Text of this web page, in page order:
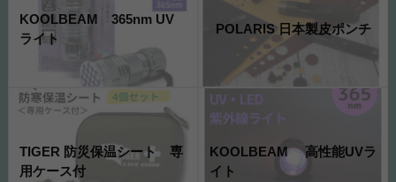
KOOLBEAM 365nm UV
ライト
POLARIS 日本製皮ポンチ
TIGER 防災保温シート 専
用ケース付
KOOLBEAM 高性能UVラ
イト